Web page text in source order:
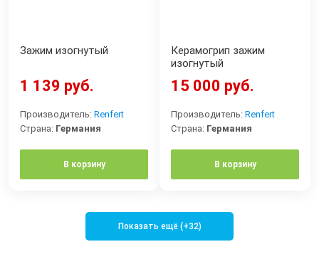
Зажим изогнутый
1 139 руб.
Производитель: Renfert
Страна: Германия
В корзину
Керамогрип зажим
изогнутый
15 000 руб.
Производитель: Renfert
Страна: Германия
В корзину
Показать ещё (+32)